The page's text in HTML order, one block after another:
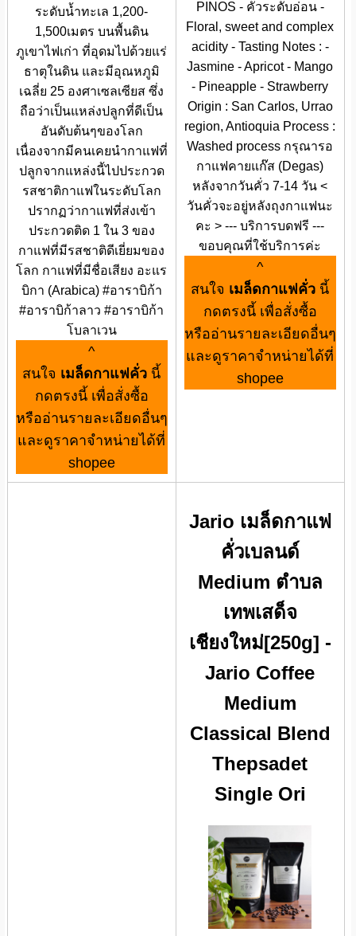
ระดับน้ำทะเล 1,200-
1,500เมตร บนพื้นดิน
ภูเขาไฟเก่า ที่อุดมไปด้วยแร่
ธาตุในดิน และมีอุณหภูมิ
เฉลี่ย 25 องศาเซลเซียส ซึ่ง
ถือว่าเป็นแหล่งปลูกที่ดีเป็น
อันดับต้นๆของโลก
เนื่องจากมีคนเคยนำกาแฟที่
ปลูกจากแหล่งนี้ไปประกวด
รสชาติกาแฟในระดับโลก
ปรากฏว่ากาแฟที่ส่งเข้า
ประกวดติด 1 ใน 3 ของ
กาแฟที่มีรสชาติดีเยี่ยมของ
โลก กาแฟที่มีชื่อเสียง อะแร
บิกา (Arabica) #อาราบิก้า
#อาราบิก้าลาว #อาราบิก้า
โบลาเวน
^
สนใจ เมล็ดกาแฟคั่ว นี้
กดตรงนี้ เพื่อสั่งซื้อ
หรืออ่านรายละเอียดอื่นๆ
และดูราคาจำหน่ายได้ที่
shopee
PINOS - คั่วระดับอ่อน -
Floral, sweet and complex
acidity - Tasting Notes : -
Jasmine - Apricot - Mango
- Pineapple - Strawberry
Origin : San Carlos, Urrao
region, Antioquia Process :
Washed process กรุณารอ
กาแฟคายแก๊ส (Degas)
หลังจากวันคั่ว 7-14 วัน <
วันคั่วจะอยู่หลังถุงกาแฟนะ
คะ > --- บริการบดฟรี ---
ขอบคุณที่ใช้บริการค่ะ
^
สนใจ เมล็ดกาแฟคั่ว นี้
กดตรงนี้ เพื่อสั่งซื้อ
หรืออ่านรายละเอียดอื่นๆ
และดูราคาจำหน่ายได้ที่
shopee
Jario เมล็ดกาแฟ
คั่วเบลนด์
Medium ตำบล
เทพเสด็จ
เชียงใหม่[250g] -
Jario Coffee
Medium
Classical Blend
Thepsadet
Single Ori